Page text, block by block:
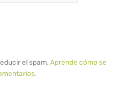
el spam.Aprende cómo se